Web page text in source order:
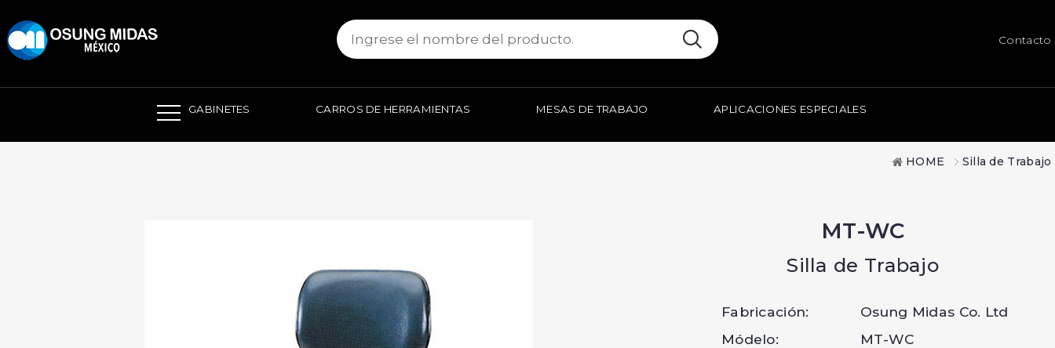
Contacto
GABINETES CARROS DE HERRAMIENTAS MESAS DE TRABAJO APLICACIONES ESPECIALES
HOME Silla de Trabajo
MT-WC
Silla de Trabajo
Fabricación:
Osung Midas Co. Ltd
Módelo:
MT-WC